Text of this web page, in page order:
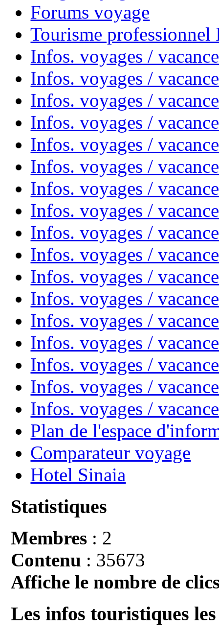
Forums voyage
Tourisme
Infos. voyages /
Infos. voyages /
Infos. voyages /
Infos. voyages /
Infos. voyages /
Infos. voyages /
Infos. voyages /
Infos. voyages /
Infos. voyages /
Infos. voyages /
Infos. voyages /
Infos. voyages /
Infos. voyages /
Infos. voyages /
Infos. voyages /
Infos. voyages /
Infos. voyages /
Plan de l'espace
Comparateur voyage
Hotel Sinaia
Statistiques
Membres : 2
Contenu : 35673
Affiche le nombre de
Les infos touristiques